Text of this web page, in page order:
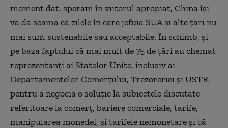
moment dat, sperăm în viitorul apropiat, China își
va da seama că zilele în care jefuia SUA și alte țări nu
mai sunt sustenabile sau acceptabile. În schimb, și
pe baza faptului că mai mult de 75 de țări au chemat
reprezentanți ai Statelor Unite, inclusiv ai
Departamentelor Comerțului, Trezoreriei și USTR,
pentru a negocia o soluție la subiectele discutate
referitoare la comerț, bariere comerciale, tarife,
manipularea monedei, și tarifele nemonetare și că